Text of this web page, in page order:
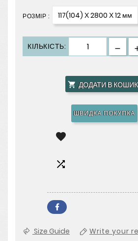
РОЗМІР : 117(104) Х 2800 Х 12 мм
КІЛЬКІСТЬ:
 ДОДАТИ В КОШИК
ШВИДКА ПОКУПКА


Size Guide Write your